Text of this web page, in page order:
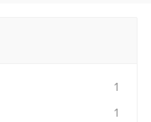
1
1